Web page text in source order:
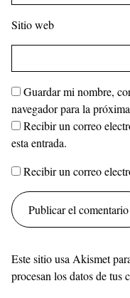
Sitio web
Guardar mi nombre,
navegador para la
Recibir un correo
esta entrada.
Recibir un correo
Este sitio usa Akismet
procesan los datos de tus